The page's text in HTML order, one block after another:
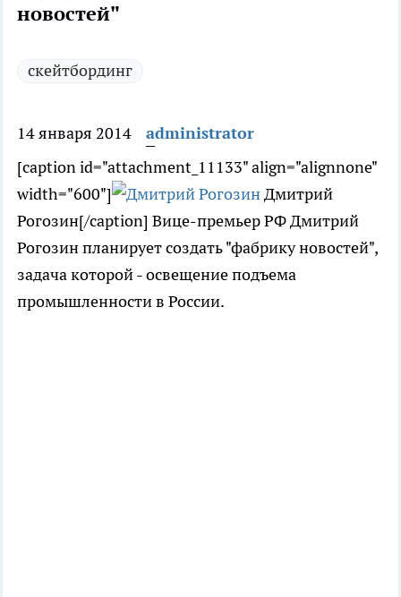
новостей"
скейтбординг
14 января 2014
administrator
[caption id="attachment_11133" align="alignnone"
width="600"]
Дмитрий
Рогозин[/caption] Вице-премьер РФ Дмитрий
Рогозин планирует создать "фабрику новостей",
задача которой - освещение подъема
промышленности в России.